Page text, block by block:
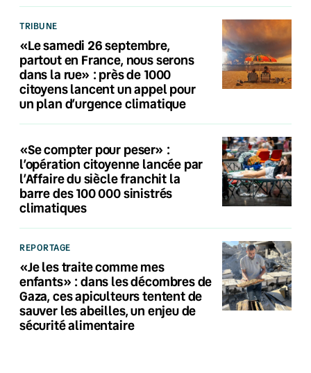
TRIBUNE
«Le samedi 26 septembre,
partout en France, nous serons
dans la rue» : près de 1000
citoyens lancent un appel pour
un plan d’urgence climatique
«Se compter pour peser» :
l’opération citoyenne lancée par
l’Affaire du siècle franchit la
barre des 100 000 sinistrés
climatiques
REPORTAGE
«Je les traite comme mes
enfants» : dans les décombres de
Gaza, ces apiculteurs tentent de
sauver les abeilles, un enjeu de
sécurité alimentaire